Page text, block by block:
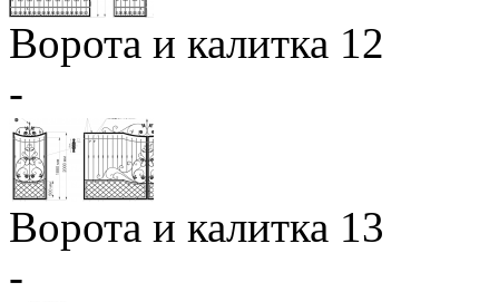
Ворота и калитка 12
-
Ворота и калитка 13
-